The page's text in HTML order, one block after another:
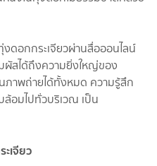
ดอกกระเจียวผ่านสื่อออนไลน์
ผัสได้ถึงความยิ่งใหญ่ของ
ภาพถ่ายได้ทั้งหมด ความรู้สึก
ล้อมไปทั่วบริเวณ เป็น
เจียว